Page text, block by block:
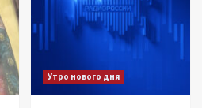
Утро нового дня